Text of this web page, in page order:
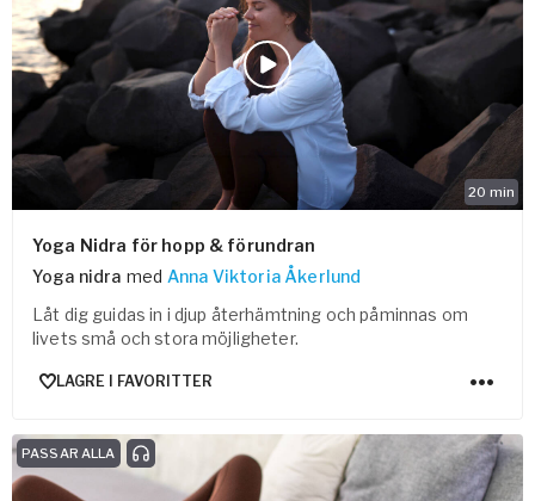
20 min
Yoga Nidra för hopp & förundran
Yoga nidra med Anna Viktoria Åkerlund
Låt dig guidas in i djup återhämtning och påminnas om
livets små och stora möjligheter.
LAGRE I FAVORITTER
PASSAR ALLA